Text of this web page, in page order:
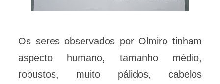
Os seres observados por Olmiro tinham
aspecto humano, tamanho médio,
robustos, muito pálidos, cabelos